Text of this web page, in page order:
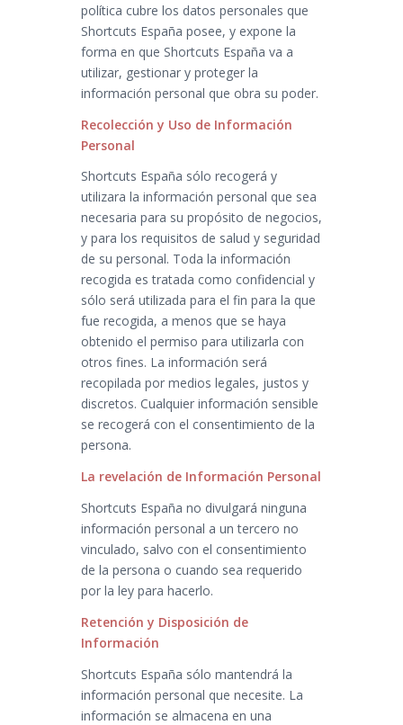
política cubre los datos personales que
Shortcuts España posee, y expone la
forma en que Shortcuts España va a
utilizar, gestionar y proteger la
información personal que obra su poder.
Recolección y Uso de Información
Personal
Shortcuts España sólo recogerá y
utilizara la información personal que sea
necesaria para su propósito de negocios,
y para los requisitos de salud y seguridad
de su personal. Toda la información
recogida es tratada como confidencial y
sólo será utilizada para el fin para la que
fue recogida, a menos que se haya
obtenido el permiso para utilizarla con
otros fines. La información será
recopilada por medios legales, justos y
discretos. Cualquier información sensible
se recogerá con el consentimiento de la
persona.
La revelación de Información Personal
Shortcuts España no divulgará ninguna
información personal a un tercero no
vinculado, salvo con el consentimiento
de la persona o cuando sea requerido
por la ley para hacerlo.
Retención y Disposición de
Información
Shortcuts España sólo mantendrá la
información personal que necesite. La
información se almacena en una